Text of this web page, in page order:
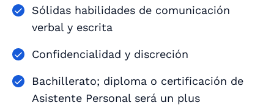
Sólidas habilidades de comunicación
verbal y escrita
Confidencialidad y discreción
Bachillerato; diploma o certificación de
Asistente Personal será un plus